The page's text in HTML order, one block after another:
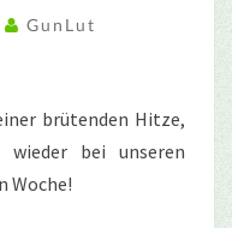
GunLut
brütenden Hitze,
bei unseren
Woche!